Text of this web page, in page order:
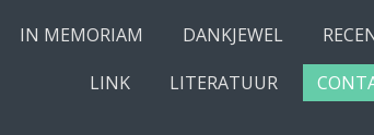
IN MEMORIAM
DANKJEWEL
LINK
LITERATUUR